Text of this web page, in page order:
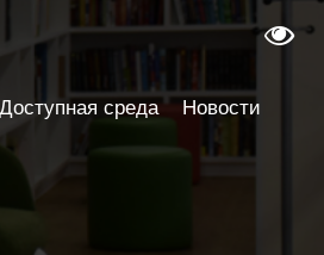
Доступная среда Новости